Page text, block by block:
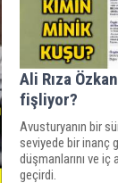
Ali Rıza
fişliyor?
Avusturyanın bir
seviyede bir inanç
düşmanlarını ve
geçirdi.